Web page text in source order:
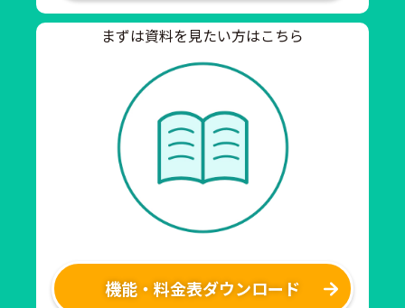
まずは資料を見たい方はこちら
機能・料金表ダウンロード